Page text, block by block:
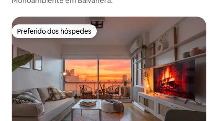
Preferido dos hóspedes
Preferido dos hóspedes